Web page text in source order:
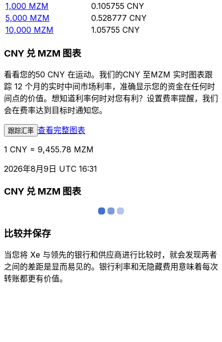
1,000 MZM 0.105755 CNY
5,000 MZM 0.528777 CNY
10,000 MZM 1.05755 CNY
CNY 兑 MZM 图表
看看您的50 CNY 在运动。我们的CNY 至MZM 实时图表跟
踪 12 个月的实时中间市场利率，准确显示您的资金在任何时
间点的价值。想知道利率何时对您有利？设置费率提醒，我们
会在费率达到目标时通知您。
跟踪汇率 查看完整图表
1 CNY = 9,455.78 MZM
2026年8月9日 UTC 16:31
CNY 兑 MZM 图表
比较并保存
当您将 Xe 与领先的银行和供应商进行比较时，就会发现两者
之间的差距是显而易见的。银行利率和无隐藏费用意味着每次
转账都更有价值。